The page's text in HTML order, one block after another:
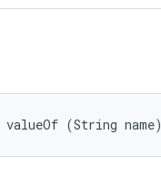
valueOf (String name)